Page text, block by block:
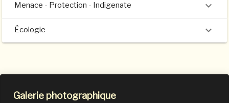
Menace - Protection - Indigenate
Écologie
Galerie photographique